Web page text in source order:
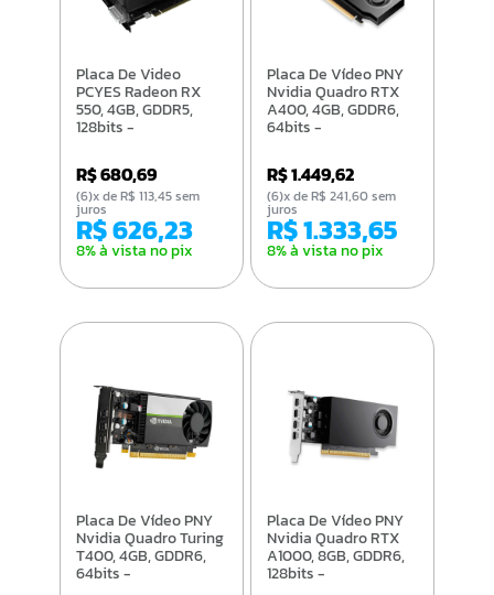
Placa De Video
PCYES Radeon RX
550, 4GB, GDDR5,
128bits -
R$ 680,69
R$ 626,23
8% à vista no pix
(6)x de R$ 113,45 sem
juros
Placa De Vídeo PNY
Nvidia Quadro RTX
A400, 4GB, GDDR6,
64bits -
PB
R$ 1.449,62
R$ 1.333,65
8% à vista no pix
(6)x de R$ 241,60 sem
juros
Placa De Vídeo PNY
Nvidia Quadro Turing
T400, 4GB, GDDR6,
64bits -
Placa De Vídeo PNY
Nvidia Quadro RTX
A1000, 8GB, GDDR6,
128bits -